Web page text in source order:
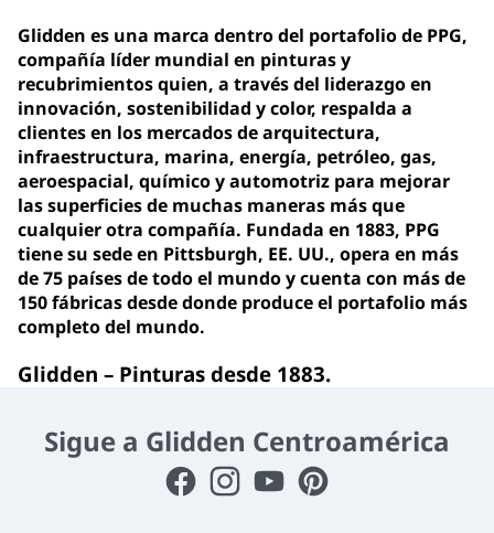
Glidden es una marca dentro del portafolio de PPG,
compañía líder mundial en pinturas y
recubrimientos quien, a través del liderazgo en
innovación, sostenibilidad y color, respalda a
clientes en los mercados de arquitectura,
infraestructura, marina, energía, petróleo, gas,
aeroespacial, químico y automotriz para mejorar
las superficies de muchas maneras más que
cualquier otra compañía. Fundada en 1883, PPG
tiene su sede en Pittsburgh, EE. UU., opera en más
de 75 países de todo el mundo y cuenta con más de
150 fábricas desde donde produce el portafolio más
completo del mundo.
Glidden – Pinturas desde 1883.
Sigue a Glidden Centroamérica